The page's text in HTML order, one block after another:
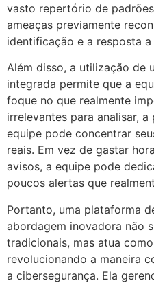
vasto repertório de
ameaças previamente
identificação e a resposta a
Além disso, a utilização de
integrada permite que a
foque no que realmente
irrelevantes para analisar,
equipe pode concentrar
reais. Em vez de gastar
avisos, a equipe pode
poucos alertas que
Portanto, uma plataforma
abordagem inovadora não
tradicionais, mas atua
revolucionando a maneira
a cibersegurança. Ela